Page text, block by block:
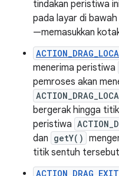
tindakan peristiwa
pada layar di
—memasukkan
menerima peristiwa
pemroses akan
bergerak hingga
peristiwa
dan getY()
titik sentuh